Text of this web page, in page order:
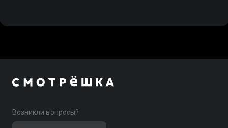
Возникли вопросы?